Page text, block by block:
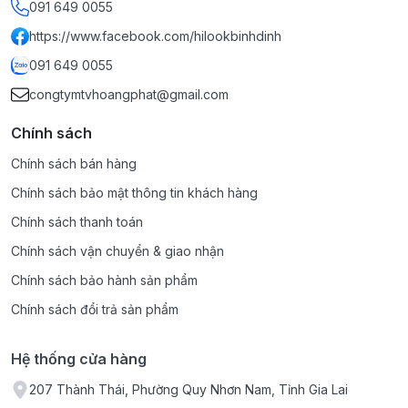
091 649 0055
https://www.facebook.com/hilookbinhdinh
091 649 0055
congtymtvhoangphat@gmail.com
Chính sách
Chính sách bán hàng
Chính sách bảo mật thông tin khách hàng
Chính sách thanh toán
Chính sách vận chuyển & giao nhận
Chính sách bảo hành sản phẩm
Chính sách đổi trả sản phẩm
Hệ thống cửa hàng
207 Thành Thái, Phường Quy Nhơn Nam, Tỉnh Gia Lai